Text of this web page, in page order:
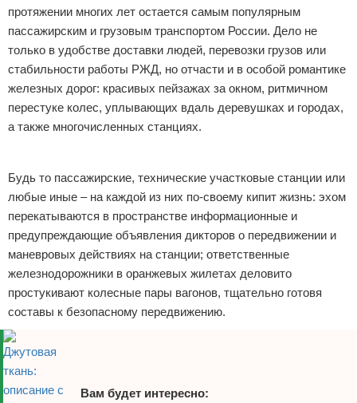
Начало бизнеса
Обзоры услуг
Самосовершенствование
Деловое общение
Отказ от ответственности
протяжении многих лет остается самым популярным
пассажирским и грузовым транспортом России. Дело не
только в удобстве доставки людей, перевозки грузов или
стабильности работы РЖД, но отчасти и в особой романтике
железных дорог: красивых пейзажах за окном, ритмичном
перестуке колес, уплывающих вдаль деревушках и городах,
а также многочисленных станциях.
Будь то пассажирские, технические участковые станции или
любые иные – на каждой из них по-своему кипит жизнь: эхом
перекатываются в пространстве информационные и
предупреждающие объявления дикторов о передвижении и
маневровых действиях на станции; ответственные
железнодорожники в оранжевых жилетах деловито
простукивают колесные пары вагонов, тщательно готовя
составы к безопасному передвижению.
Вам будет интересно: